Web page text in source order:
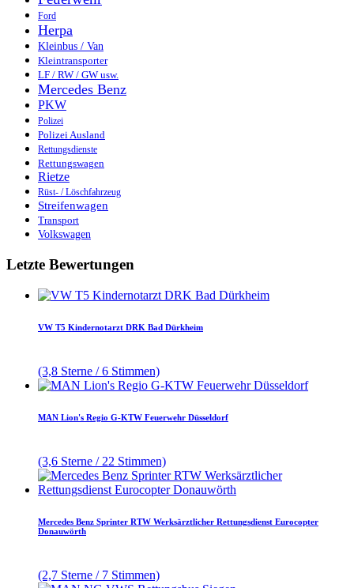
Ford
Herpa
Kleinbus / Van
Kleintransporter
LF / RW / GW usw.
Mercedes Benz
PKW
Polizei
Polizei Ausland
Rettungsdienste
Rettungswagen
Rietze
Rüst- / Löschfahrzeug
Streifenwagen
Transport
Volkswagen
Letzte Bewertungen
VW T5 Kindernotarzt DRK Bad Dürkheim
(3,8 Sterne / 6 Stimmen)
MAN Lion's Regio G-KTW Feuerwehr Düsseldorf
(3,6 Sterne / 22 Stimmen)
Mercedes Benz Sprinter RTW Werksärztlicher Rettungsdienst Eurocopter
Donauwörth
(2,7 Sterne / 7 Stimmen)